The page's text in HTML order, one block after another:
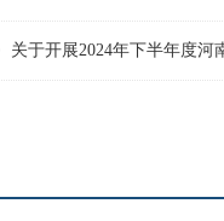
关于开展2024年下半年度